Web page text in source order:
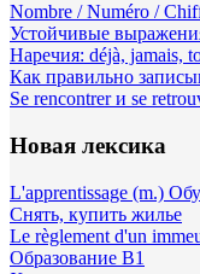
Nombre / Numéro /
Устойчивые
Наречия: déjà, jamais,
Как правильно
Se rencontrer и se
Новая лексика
L'apprentissage (m.)
Снять, купить жилье
Le règlement d'un
Образование B1